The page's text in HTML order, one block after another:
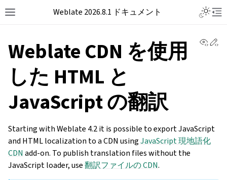
Weblate 2026.8.1 ドキュメント
Weblate CDN を使用
した HTML と
JavaScript の翻訳
Starting with Weblate 4.2 it is possible to export JavaScript
and HTML localization to a CDN usingJavaScript 現地語化
CDN add-on. To publish translation files without the
JavaScript loader, use翻訳ファイルの CDN.